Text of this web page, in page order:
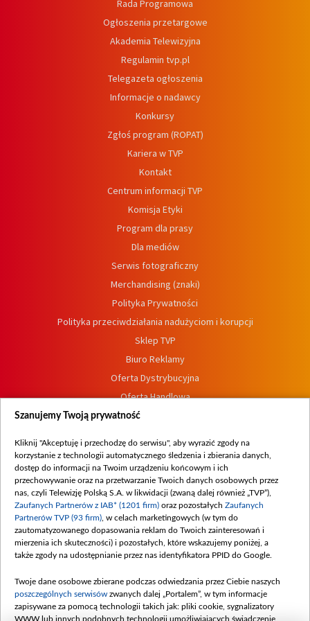
Rada Programowa
Ogłoszenia przetargowe
Akademia Telewizyjna
Regulamin tvp.pl
Telegazeta ogłoszenia
Informacje o nadawcy
Konkursy
Zgłoś program (ROPAT)
Kariera w TVP
Kontakt
Centrum informacji TVP
Komisja Etyki
Program dla prasy
Dla mediów
Serwis fotograficzny
Merchandising (znaki)
Polityka Prywatności
Polityka przeciwdziałania nadużyciom i korupcji
Sklep TVP
Biuro Reklamy
Oferta Dystrybucyjna
Oferta Handlowa
Dostępność
Procedura zgłoszeń wewnętrznych
Szanujemy Twoją prywatność
Kliknij "Akceptuję i przechodzę do serwisu", aby wyrazić zgody na
korzystanie z technologii automatycznego śledzenia i zbierania danych,
dostęp do informacji na Twoim urządzeniu końcowym i ich
przechowywanie oraz na przetwarzanie Twoich danych osobowych przez
nas, czyli Telewizję Polską S.A. w likwidacji (zwaną dalej również „TVP”),
Zaufanych Partnerów z IAB* (1201 firm) oraz pozostałych Zaufanych
Partnerów TVP (93 firm) , w celach marketingowych (w tym do
zautomatyzowanego dopasowania reklam do Twoich zainteresowań i
mierzenia ich skuteczności) i pozostałych, które wskazujemy poniżej, a
także zgody na udostępnianie przez nas identyfikatora PPID do Google.
Twoje dane osobowe zbierane podczas odwiedzania przez Ciebie naszych
poszczególnych serwisów zwanych dalej „Portalem”, w tym informacje
zapisywane za pomocą technologii takich jak: pliki cookie, sygnalizatory
WWW lub innych podobnych technologii umożliwiających świadczenie